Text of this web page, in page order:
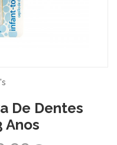
De Dentes
Anos